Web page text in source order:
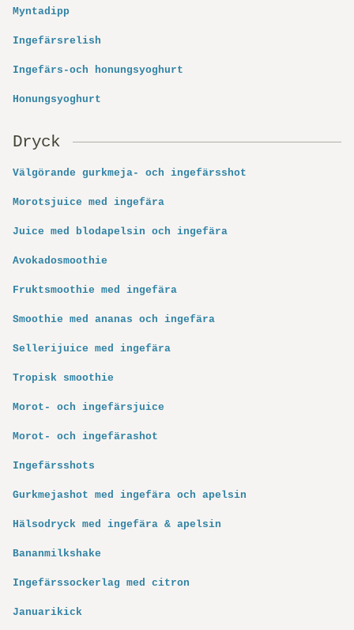
Myntadipp
Ingefärsrelish
Ingefärs-och honungsyoghurt
Honungsyoghurt
Dryck
Välgörande gurkmeja- och ingefärsshot
Morotsjuice med ingefära
Juice med blodapelsin och ingefära
Avokadosmoothie
Fruktsmoothie med ingefära
Smoothie med ananas och ingefära
Sellerijuice med ingefära
Tropisk smoothie
Morot- och ingefärsjuice
Morot- och ingefärashot
Ingefärsshots
Gurkmejashot med ingefära och apelsin
Hälsodryck med ingefära & apelsin
Bananmilkshake
Ingefärssockerlag med citron
Januarikick